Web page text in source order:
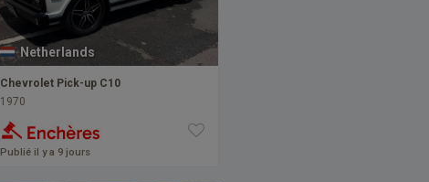
Netherlands
Chevrolet Pick-up C10
1970
Publié il y a 9 jours